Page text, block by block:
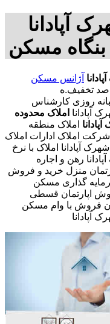
آپادانا
بنگاه مسکن
آژانس مسکن
در صد تخفیف.ه
مفاخری شبانه روزی کارشناس
املاک محدوده
املاک منطقه
املاک ادارات املاک
آپادانا املاک با نرخ
رهن و اجاره
منزل خرید و فروش
گذاری مسکن
اپارتمان قسطی
فروش با وام مسکن
آپادانا